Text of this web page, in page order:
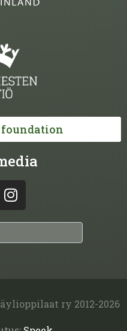
ry 2012-2026